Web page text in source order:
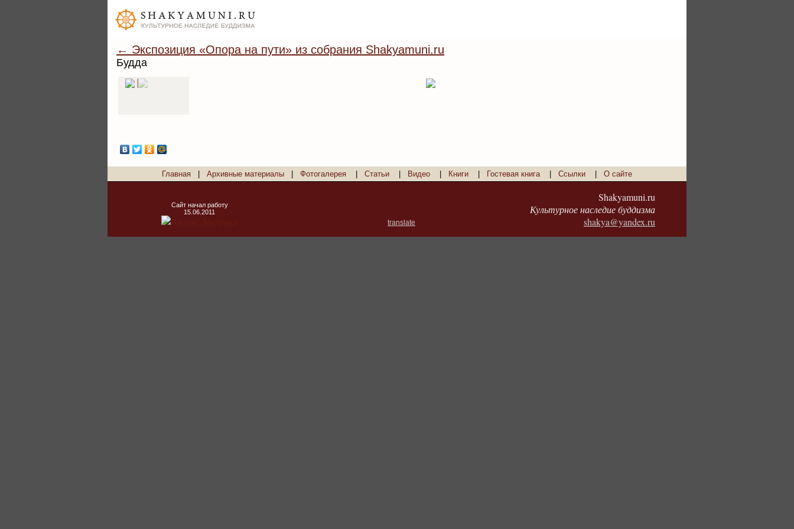
← Экспозиция «Опора на пути» из собрания Shakyamuni.ru
Будда
Главная Архивные материалы Фотогалерея Статьи Видео Книги Гостевая книга| Ссылки О сайте
Сайт начал работу
15.06.2011
translate
Shakyamuni.ru
Культурное наследие буддизма
shakya@yandex.ru